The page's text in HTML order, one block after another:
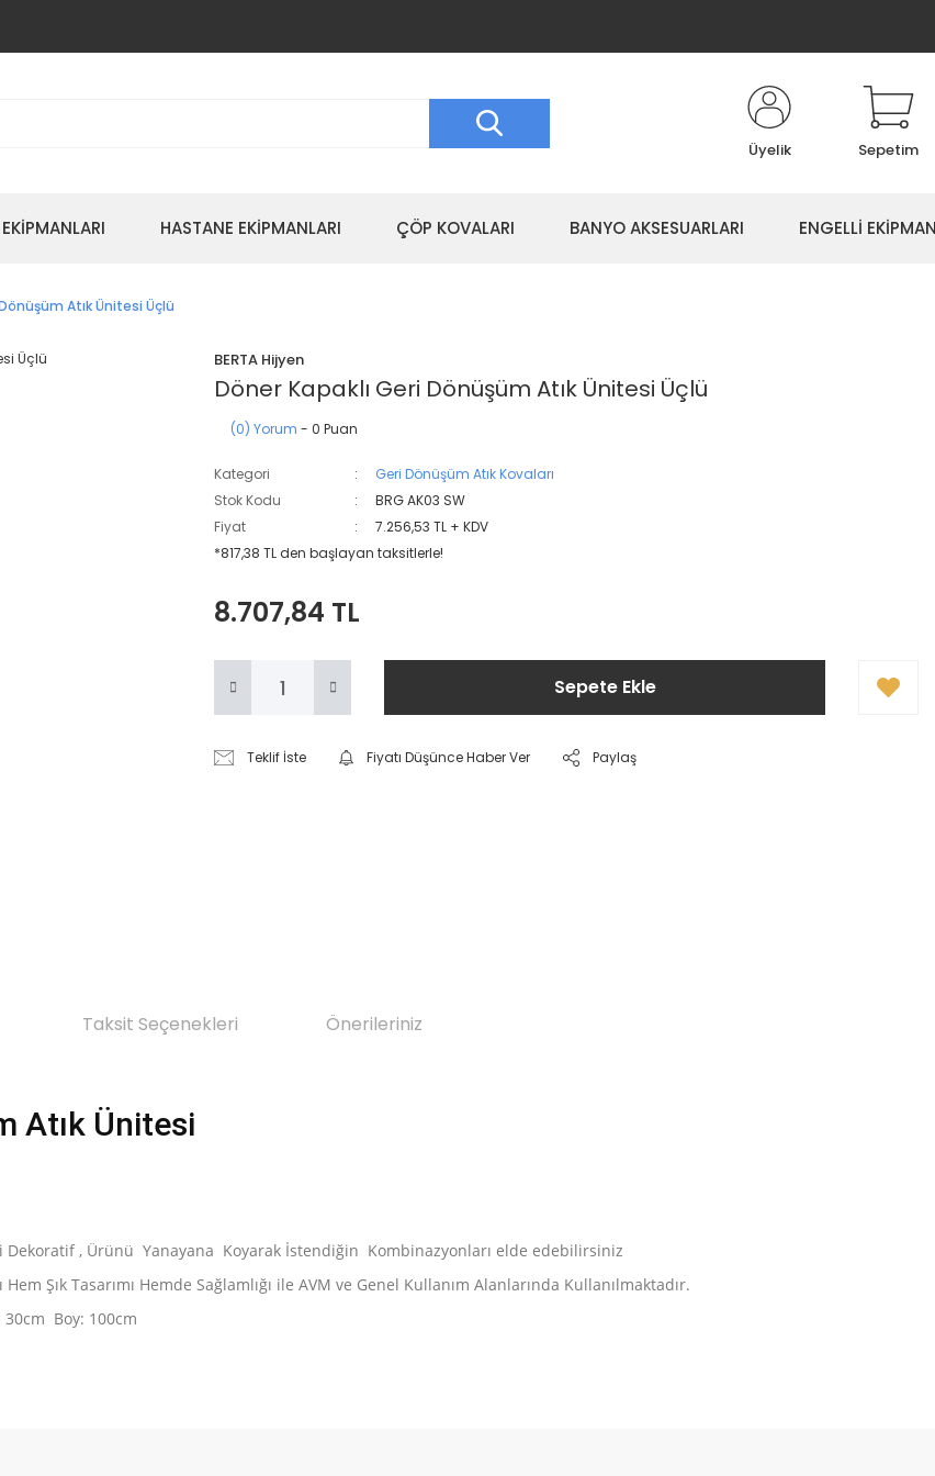
Üyelik Sepetim
HASTANE EKİPMANLARI ÇÖP KOVALARI BANYO AKSESUARLARI ENGELLİ
Atık Ünitesi Üçlü
BERTA Hijyen
Döner Kapaklı Geri Dönüşüm Atık Ünitesi Üçlü
(0) Yorum - 0 Puan
Kategori
Geri Dönüşüm Atık Kovaları
Stok Kodu
BRG AK03 SW
Fiyat
7.256,53 TL + KDV
*817,38 TL den başlayan taksitlerle!
8.707,84 TL
Sepete Ekle
Teklif İste Fiyatı Düşünce Haber Ver Paylaş
Taksit Seçenekleri Önerileriniz
Atık Ünitesi
Dekoratif , Ürünü Yanayana Koyarak İstendiğin Kombinazyonları elde edebilirsiniz
Şık Tasarımı Hemde Sağlamlığı ile AVM ve Genel Kullanım Alanlarında Kullanılmaktadır.
30cm Boy: 100cm